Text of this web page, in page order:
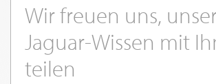
Wir freuen uns,
Jaguar-Wissen mit
teilen